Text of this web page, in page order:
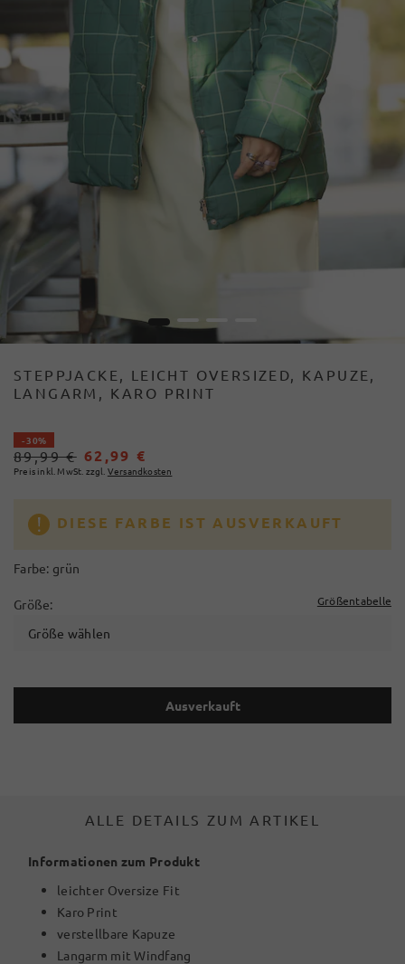
1 2 3
STEPPJACKE, LEICHT OVERSIZED, KAPUZE,
LANGARM, KARO PRINT
- 30%
89,99 € 62,99 €
Preis inkl. MwSt. zzgl. Versandkosten
DIESE FARBE IST AUSVERKAUFT
Farbe: grün
Größe: Größentabelle
Größe wählen
Ausverkauft
ALLE DETAILS ZUM ARTIKEL
Informationen zum Produkt
leichter Oversize Fit
Karo Print
verstellbare Kapuze
Langarm mit Windfang